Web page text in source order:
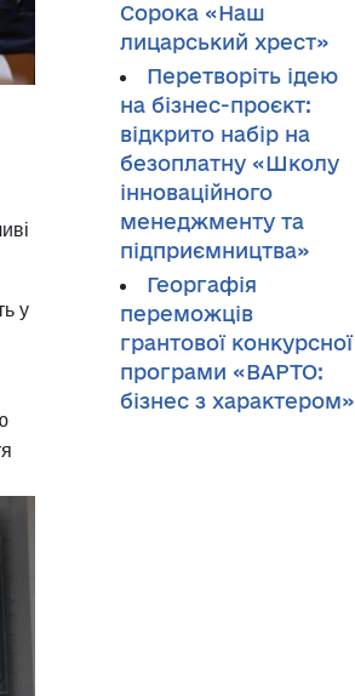
у
Сорока «Наш
лицарський хрест»
Перетворіть ідею
на бізнес-проєкт:
відкрито набір на
безоплатну «Школу
інноваційного
менеджменту та
підприємництва»
Георгафія
переможців
грантової конкурсної
програми «ВАРТО:
бізнес з характером»